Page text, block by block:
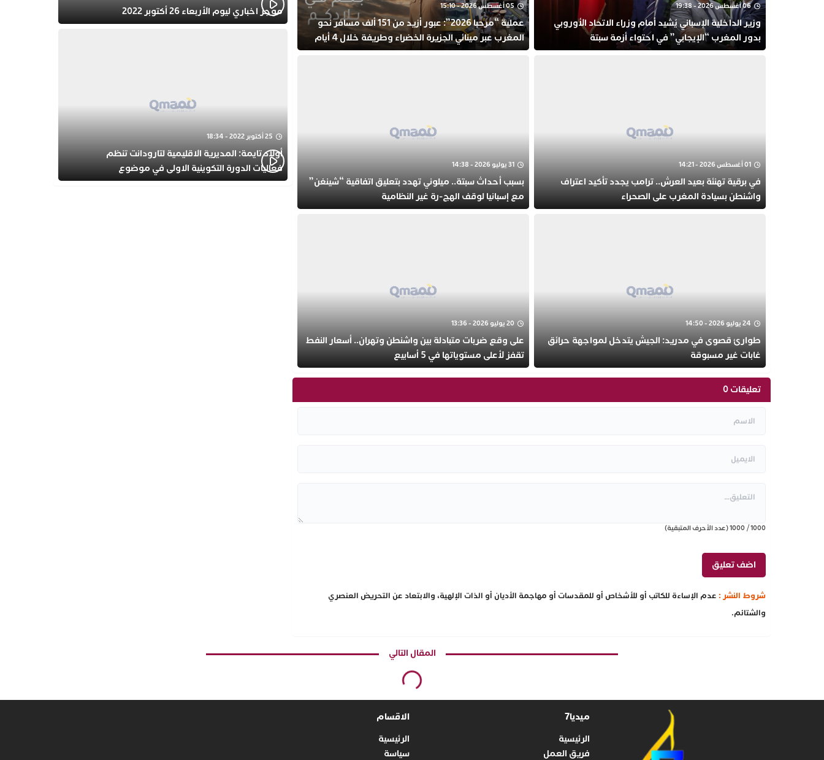
06 أغسطس 2026 - 19:38
وزير الداخلية الإسباني يُشيد أمام وزراء الاتحاد الأوروبي
بدور المغرب “الإيجابي” في احتواء أزمة سبتة
05 أغسطس 2026 - 15:10
عملية “مرحبا 2026”: عبور أزيد من 151 ألف مسافر نحو
المغرب عبر مينائي الجزيرة الخضراء وطريفة خلال 4 أيام
01 أغسطس 2026 - 14:21
في برقية تهنئة بعيد العرش.. ترامب يجدد تأكيد اعتراف
واشنطن بسيادة المغرب على الصحراء
31 يوليو 2026 - 14:38
بسبب أحداث سبتة.. ميلوني تهدد بتعليق اتفاقية “شينغن”
مع إسبانيا لوقف الهج-رة غير النظامية
24 يوليو 2026 - 14:50
طوارئ قصوى في مدريد: الجيش يتدخل لمواجهة حرائق
غابات غير مسبوقة
20 يوليو 2026 - 13:36
على وقع ضربات متبادلة بين واشنطن وتهران.. أسعار النفط
تقفز لأعلى مستوياتها في 5 أسابيع
تعليقات 0
1000
/
1000(عدد الأحرف المتبقية)
شروط النشر : عدم الإساءة للكاتب أو للأشخاص أو للمقدسات أو مهاجمة الأديان أو الذات الإلهية، والابتعاد عن التحريض العنصري
والشتائم.
موجز اخباري ليوم الأربعاء 26 أكتوبر 2022
25 أكتوبر 2022 - 18:34
أولاد تايمة: المديرية الاقليمية لتارودانت تنظم
فعاليات الدورة التكوينية الاولى في موضوع
الطفولة المبكرة بمركز التكوين ثانوية الحسن الثاني
المقال التالي
ميديا7
الرئيسية
فريق العمل
الاقسام
الرئيسية
سياسة